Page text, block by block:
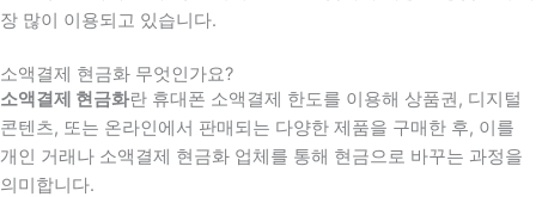
장 많이 이용되고 있습니다.
소액결제 현금화 무엇인가요?
소액결제 현금화란 휴대폰 소액결제 한도를 이용해 상품권, 디지털
콘텐츠, 또는 온라인에서 판매되는 다양한 제품을 구매한 후, 이를
개인 거래나 소액결제 현금화 업체를 통해 현금으로 바꾸는 과정을
의미합니다.